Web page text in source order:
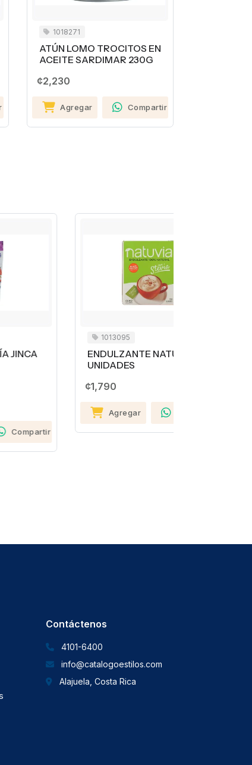
1018271
ATÚN LOMO TROCITOS EN
ACEITE SARDIMAR 230G
¢2,230
Agregar Compartir
ENDULZANTE NATUVIA 50
Agregar Compartir
Contáctenos
4101-6400
info@catalogoestilos.com
Alajuela, Costa Rica